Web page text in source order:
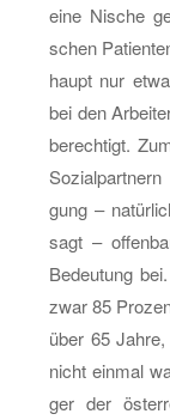
eine Ni­sche
schen
haupt nur
bei den
be­rech­tigt.
gung –
sagt –
Be­deu­tung
zwar 85
über 65
nicht ein­mal
ger der